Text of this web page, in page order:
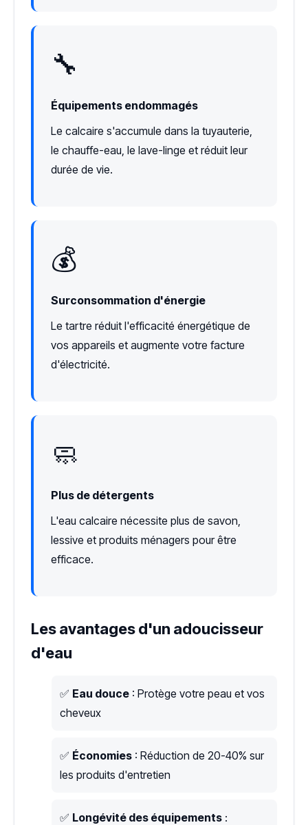
🔧
Équipements endommagés
Le calcaire s'accumule dans la tuyauterie,
le chauffe-eau, le lave-linge et réduit leur
durée de vie.
💰
Surconsommation d'énergie
Le tartre réduit l'efficacité énergétique de
vos appareils et augmente votre facture
d'électricité.
🧼
Plus de détergents
L'eau calcaire nécessite plus de savon,
lessive et produits ménagers pour être
efficace.
Les avantages d'un adoucisseur
d'eau
✅ Eau douce : Protège votre peau et vos
cheveux
✅ Économies : Réduction de 20-40% sur
les produits d'entretien
✅ Longévité des équipements :